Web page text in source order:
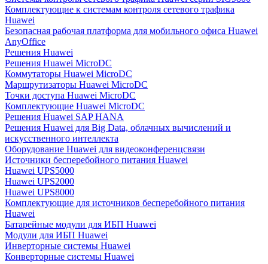
Комплектующие к системам контроля сетевого трафика
Huawei
Безопасная рабочая платформа для мобильного офиса Huawei
AnyOffice
Решения Huawei
Решения Huawei MicroDC
Коммутаторы Huawei MicroDC
Маршрутизаторы Huawei MicroDC
Точки доступа Huawei MicroDC
Комплектующие Huawei MicroDC
Решения Huawei SAP HANA
Решения Huawei для Big Data, облачных вычислений и
искусственного интеллекта
Оборудование Huawei для видеоконференцсвязи
Источники бесперебойного питания Huawei
Huawei UPS5000
Huawei UPS2000
Huawei UPS8000
Комплектующие для источников бесперебойного питания
Huawei
Батарейные модули для ИБП Huawei
Модули для ИБП Huawei
Инверторные системы Huawei
Конверторные системы Huawei